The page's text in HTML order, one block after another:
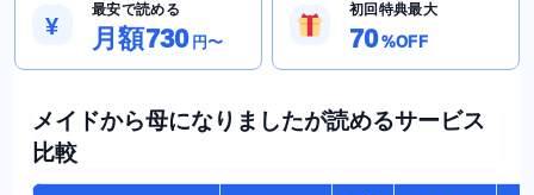
¥
最安で読める
月額730 円〜
初回特典最大
70%OFF
メイドから母になりましたが読めるサービス
比較